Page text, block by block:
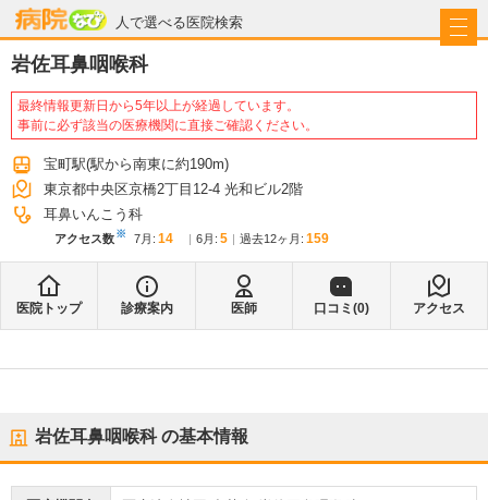
人で選べる医院検索
病院なび
岩佐耳鼻咽喉科
最終情報更新日から5年以上が経過しています。
事前に必ず該当の医療機関に直接ご確認ください。
宝町駅(駅から南東に約190m)
東京都中央区京橋2丁目12-4 光和ビル2階
耳鼻いんこう科
アクセス数※ 7月 : 14 6月 : 5 過去12ヶ月: 159
医院トップ 診療案内 医師 口コミ(0) アクセス
岩佐耳鼻咽喉科の基本情報